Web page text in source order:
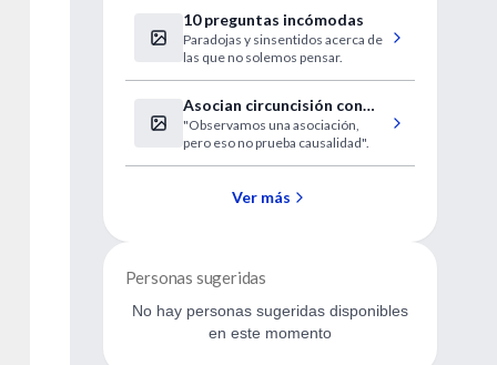
10 preguntas incómodas
Paradojas y sinsentidos acerca de
las que no solemos pensar.
Asocian circuncisión con
reducción del riesgo de
cáncer prostático
"Observamos una asociación,
pero eso no prueba causalidad".
Ver más
Personas sugeridas
No hay personas sugeridas disponibles
en este momento